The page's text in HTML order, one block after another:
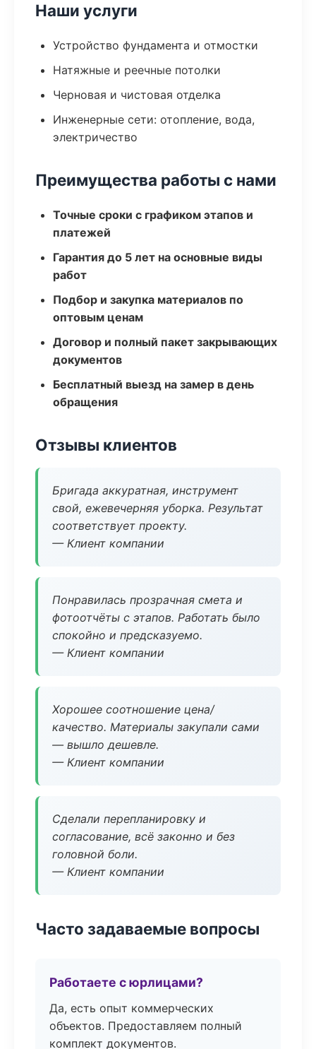
Наши услуги
Устройство фундамента и отмостки
Натяжные и реечные потолки
Черновая и чистовая отделка
Инженерные сети: отопление, вода,
электричество
Преимущества работы с нами
Точные сроки с графиком этапов и
платежей
Гарантия до 5 лет на основные виды
работ
Подбор и закупка материалов по
оптовым ценам
Договор и полный пакет закрывающих
документов
Бесплатный выезд на замер в день
обращения
Отзывы клиентов
Бригада аккуратная, инструмент
свой, ежевечерняя уборка. Результат
соответствует проекту.
— Клиент компании
Понравилась прозрачная смета и
фотоотчёты с этапов. Работать было
спокойно и предсказуемо.
— Клиент компании
Хорошее соотношение цена/
качество. Материалы закупали сами
— вышло дешевле.
— Клиент компании
Сделали перепланировку и
согласование, всё законно и без
головной боли.
— Клиент компании
Часто задаваемые вопросы
Работаете с юрлицами?
Да, есть опыт коммерческих
объектов. Предоставляем полный
комплект документов.